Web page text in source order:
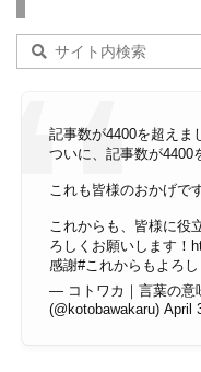
記事数が4400を超えま
ついに、記事数が4400
これも皆様のおかげで
これからも、皆様に役
ろしくお願いします！
感謝#これからもよろし
— コトワカ｜言葉の意
(@kotobawakaru) April